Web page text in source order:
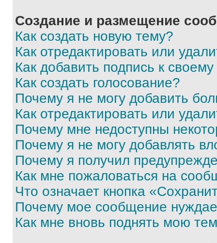
Создание и размещение
Как создать новую тему?
Как отредактировать или
Как добавить подпись к
Как создать голосование?
Почему я не могу добавить
Как отредактировать или
Почему мне недоступны
Почему я не могу добавлять
Почему я получил
Как мне пожаловаться на
Что означает кнопка
Почему мое сообщение
Как мне вновь поднять мою